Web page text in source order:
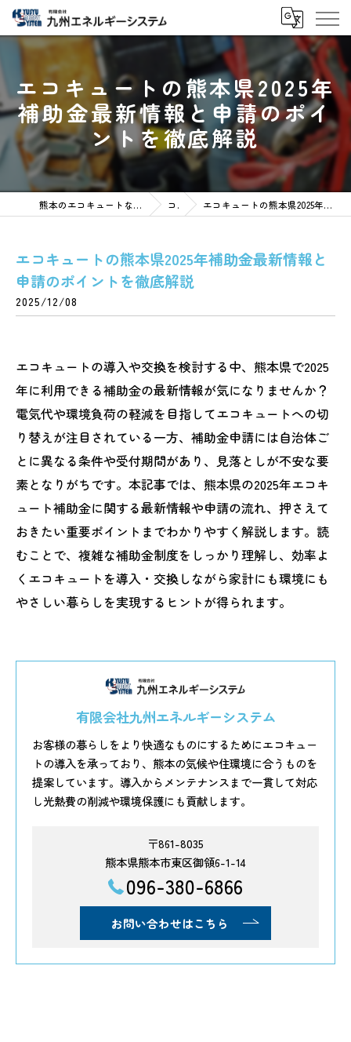
エコキュートの熊本県2025年
補助金最新情報と申請のポイ
ントを徹底解説
熊本のエコキュートなら有限会社九州エネルギーシステム コラム エコキュートの熊本県2025年補助金最新情報と申請のポイントを徹底解説
エコキュートの熊本県2025年補助金最新情報と
申請のポイントを徹底解説
2025/12/08
エコキュートの導入や交換を検討する中、熊本県で2025
年に利用できる補助金の最新情報が気になりませんか？
電気代や環境負荷の軽減を目指してエコキュートへの切
り替えが注目されている一方、補助金申請には自治体ご
とに異なる条件や受付期間があり、見落としが不安な要
素となりがちです。本記事では、熊本県の2025年エコキ
ュート補助金に関する最新情報や申請の流れ、押さえて
おきたい重要ポイントまでわかりやすく解説します。読
むことで、複雑な補助金制度をしっかり理解し、効率よ
くエコキュートを導入・交換しながら家計にも環境にも
やさしい暮らしを実現するヒントが得られます。
有限会社九州エネルギーシステム
お客様の暮らしをより快適なものにするためにエコキュー
トの導入を承っており、熊本の気候や住環境に合うものを
提案しています。導入からメンテナンスまで一貫して対応
し光熱費の削減や環境保護にも貢献します。
〒861-8035
熊本県熊本市東区御領6-1-14
096-380-6866
お問い合わせはこちら